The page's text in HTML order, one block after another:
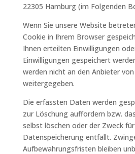
22305 Hamburg (im Folgenden
Wenn Sie unsere Website
Cookie in Ihrem Browser
Ihnen erteilten Einwilligungen
Einwilligungen gespeichert
werden nicht an den Anbieter
weitergegeben.
Die erfassten Daten werden
zur Löschung auffordern bzw.
selbst löschen oder der Zweck
Datenspeicherung entfällt.
Aufbewahrungsfristen bleiben